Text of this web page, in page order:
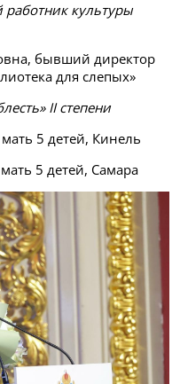
работник культуры
бывший директор
для слепых»
II степени
5 детей, Кинель
5 детей, Самара